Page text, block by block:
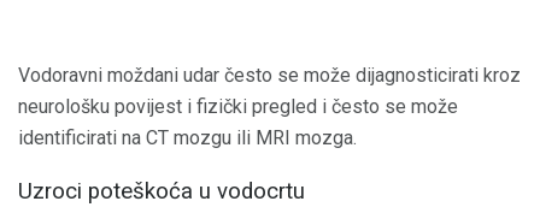
Vodoravni moždani udar često se može dijagnosticirati kroz
neurološku povijest i fizički pregled i često se može
identificirati na CT mozgu ili MRI mozga.
Uzroci poteškoća u vodocrtu